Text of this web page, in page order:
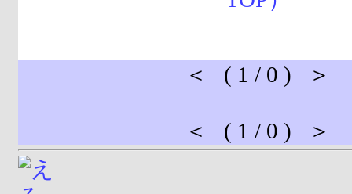
＜ ( 1 / 0 ) ＞
＜ ( 1 / 0 ) ＞